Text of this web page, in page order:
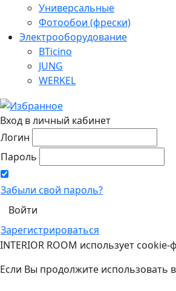
Универсальные
Фотообои (фрески)
Электрооборудование
BTicino
JUNG
WERKEL
Вход в личный кабинет
Логин
Пароль
Забыли свой пароль?
Зарегистрироваться
INTERIOR ROOM использует
Если Вы продолжите использовать